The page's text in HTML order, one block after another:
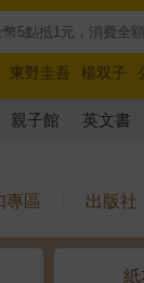
東野圭吾 楊双子
德賽 路邊攤新作
親子館 英文書
專區 出版社
紙